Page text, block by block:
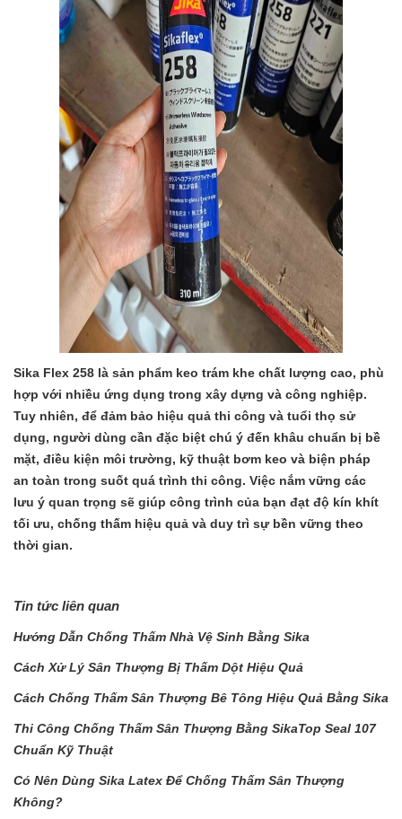
Sika Flex 258 là sản phẩm keo trám khe chất lượng cao, phù
hợp với nhiều ứng dụng trong xây dựng và công nghiệp.
Tuy nhiên, để đảm bảo hiệu quả thi công và tuổi thọ sử
dụng, người dùng cần đặc biệt chú ý đến khâu chuẩn bị bề
mặt, điều kiện môi trường, kỹ thuật bơm keo và biện pháp
an toàn trong suốt quá trình thi công. Việc nắm vững các
lưu ý quan trọng sẽ giúp công trình của bạn đạt độ kín khít
tối ưu, chống thấm hiệu quả và duy trì sự bền vững theo
thời gian.
Tin tức liên quan
Hướng Dẫn Chống Thấm Nhà Vệ Sinh Bằng Sika
Cách Xử Lý Sân Thượng Bị Thấm Dột Hiệu Quả
Cách Chống Thấm Sân Thượng Bê Tông Hiệu Quả Bằng Sika
Thi Công Chống Thấm Sân Thượng Bằng SikaTop Seal 107
Chuẩn Kỹ Thuật
Có Nên Dùng Sika Latex Để Chống Thấm Sân Thượng
Không?